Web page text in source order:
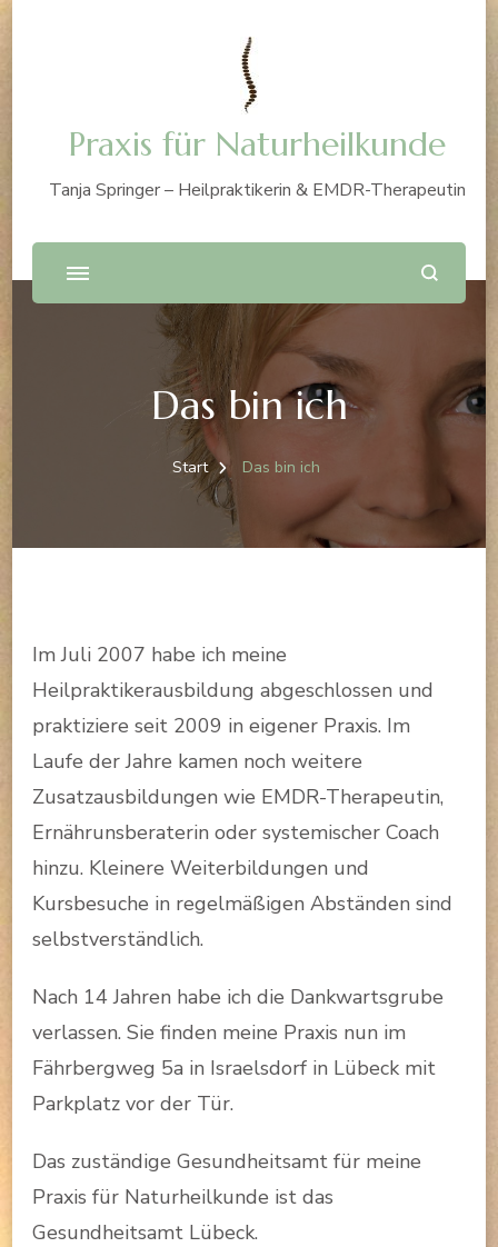
Praxis für Naturheilkunde
Tanja Springer – Heilpraktikerin & EMDR-Therapeutin
Das bin ich
Start Das bin ich
Im Juli 2007 habe ich meine
Heilpraktikerausbildung abgeschlossen und
praktiziere seit 2009 in eigener Praxis. Im
Laufe der Jahre kamen noch weitere
Zusatzausbildungen wie EMDR-Therapeutin,
Ernährunsberaterin oder systemischer Coach
hinzu. Kleinere Weiterbildungen und
Kursbesuche in regelmäßigen Abständen sind
selbstverständlich.
Nach 14 Jahren habe ich die Dankwartsgrube
verlassen. Sie finden meine Praxis nun im
Fährbergweg 5a in Israelsdorf in Lübeck mit
Parkplatz vor der Tür.
Das zuständige Gesundheitsamt für meine
Praxis für Naturheilkunde ist das
Gesundheitsamt Lübeck.